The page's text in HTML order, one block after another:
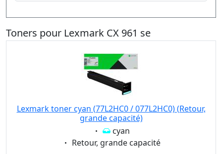
Toners pour Lexmark CX 961 se
Lexmark toner cyan (77L2HC0 / 077L2HC0) (Retour,
grande capacité)
Eigenschaft:
cyan
Eigenschaft:
Retour, grande capacité